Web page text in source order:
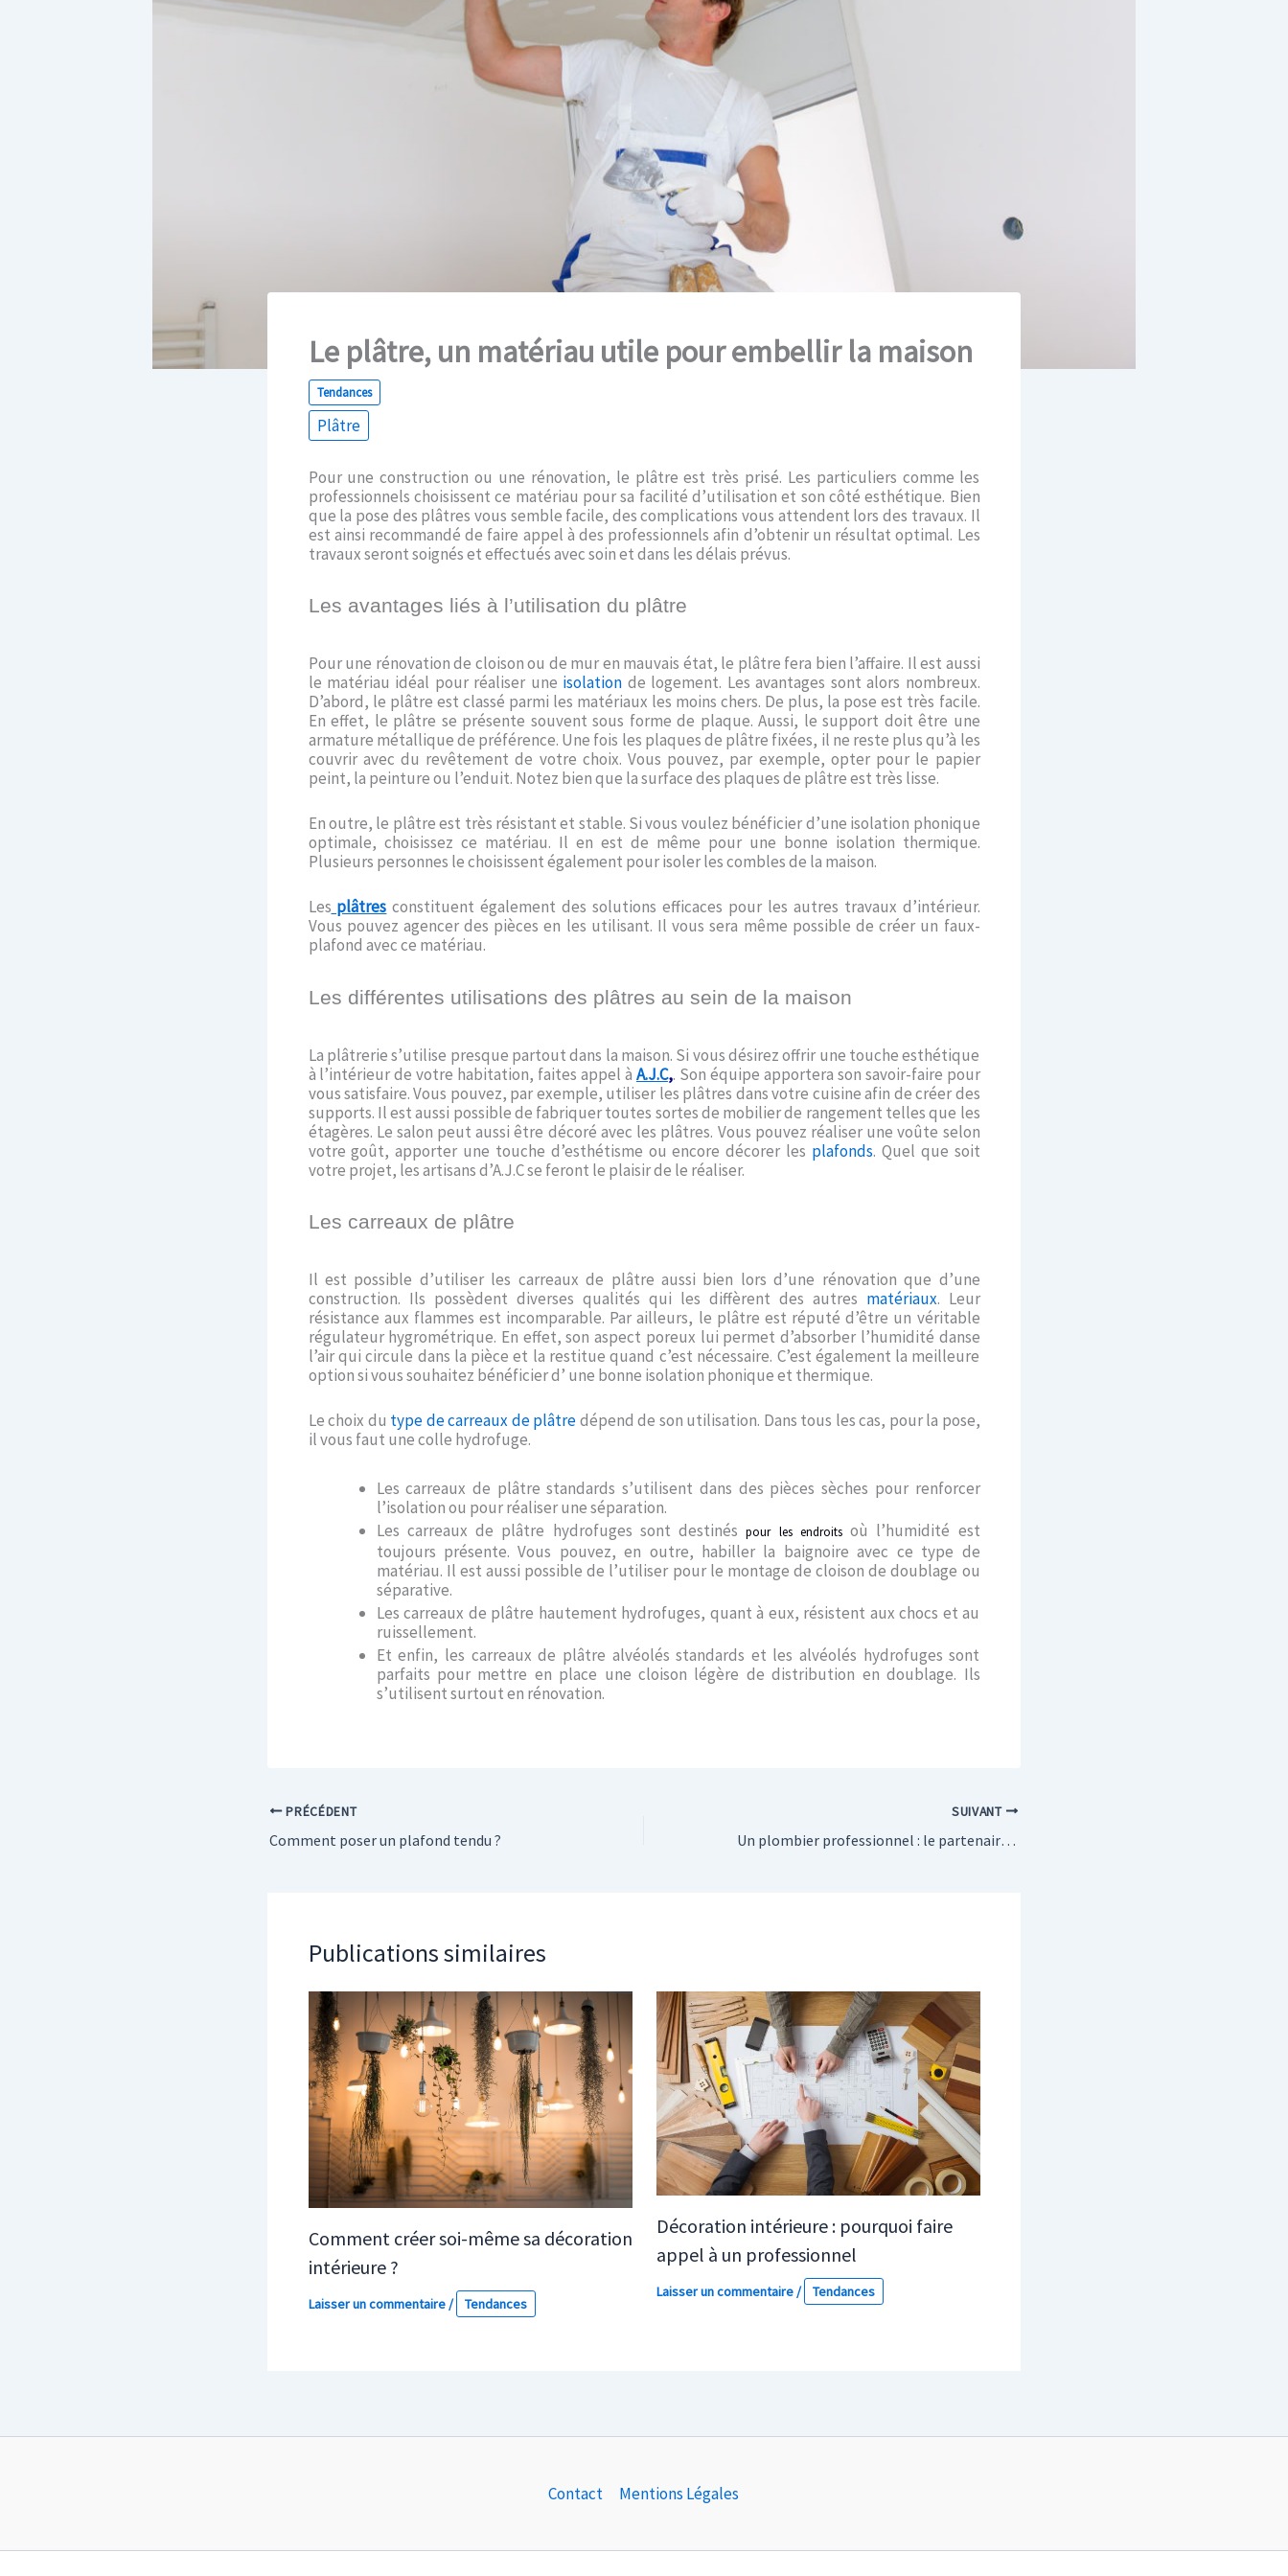
Le plâtre, un matériau utile pour embellir la maison
Tendances
Plâtre
Pour une construction ou une rénovation, le plâtre est très prisé. Les particuliers comme les
professionnels choisissent ce matériau pour sa facilité d’utilisation et son côté esthétique. Bien
que la pose des plâtres vous semble facile, des complications vous attendent lors des travaux. Il
est ainsi recommandé de faire appel à des professionnels afin d’obtenir un résultat optimal. Les
travaux seront soignés et effectués avec soin et dans les délais prévus.
Les avantages liés à l’utilisation du plâtre
Pour une rénovation de cloison ou de mur en mauvais état, le plâtre fera bien l’affaire. Il est aussi
le matériau idéal pour réaliser une isolation de logement. Les avantages sont alors nombreux.
D’abord, le plâtre est classé parmi les matériaux les moins chers. De plus, la pose est très facile.
En effet, le plâtre se présente souvent sous forme de plaque. Aussi, le support doit être une
armature métallique de préférence. Une fois les plaques de plâtre fixées, il ne reste plus qu’à les
couvrir avec du revêtement de votre choix. Vous pouvez, par exemple, opter pour le papier
peint, la peinture ou l’enduit. Notez bien que la surface des plaques de plâtre est très lisse.
En outre, le plâtre est très résistant et stable. Si vous voulez bénéficier d’une isolation phonique
optimale, choisissez ce matériau. Il en est de même pour une bonne isolation thermique.
Plusieurs personnes le choisissent également pour isoler les combles de la maison.
Les plâtres constituent également des solutions efficaces pour les autres travaux d’intérieur.
Vous pouvez agencer des pièces en les utilisant. Il vous sera même possible de créer un faux-
plafond avec ce matériau.
Les différentes utilisations des plâtres au sein de la maison
La plâtrerie s’utilise presque partout dans la maison. Si vous désirez offrir une touche esthétique
à l’intérieur de votre habitation, faites appel à A.J.C,. Son équipe apportera son savoir-faire pour
vous satisfaire. Vous pouvez, par exemple, utiliser les plâtres dans votre cuisine afin de créer des
supports. Il est aussi possible de fabriquer toutes sortes de mobilier de rangement telles que les
étagères. Le salon peut aussi être décoré avec les plâtres. Vous pouvez réaliser une voûte selon
votre goût, apporter une touche d’esthétisme ou encore décorer les plafonds. Quel que soit
votre projet, les artisans d’A.J.C se feront le plaisir de le réaliser.
Les carreaux de plâtre
Il est possible d’utiliser les carreaux de plâtre aussi bien lors d’une rénovation que d’une
construction. Ils possèdent diverses qualités qui les diffèrent des autres matériaux. Leur
résistance aux flammes est incomparable. Par ailleurs, le plâtre est réputé d’être un véritable
régulateur hygrométrique. En effet, son aspect poreux lui permet d’absorber l’humidité danse
l’air qui circule dans la pièce et la restitue quand c’est nécessaire. C’est également la meilleure
option si vous souhaitez bénéficier d’ une bonne isolation phonique et thermique.
Le choix du type de carreaux de plâtredépend de son utilisation. Dans tous les cas, pour la pose,
il vous faut une colle hydrofuge.
Les carreaux de plâtre standards s’utilisent dans des pièces sèches pour renforcer
l’isolation ou pour réaliser une séparation.
Les carreaux de plâtre hydrofuges sont destinéspour les endroits où l’humidité est
toujours présente. Vous pouvez, en outre, habiller la baignoire avec ce type de
matériau. Il est aussi possible de l’utiliser pour le montage de cloison de doublage ou
séparative.
Les carreaux de plâtre hautement hydrofuges, quant à eux, résistent aux chocs et au
ruissellement.
Et enfin, les carreaux de plâtre alvéolés standards et les alvéolés hydrofuges sont
parfaits pour mettre en place une cloison légère de distribution en doublage. Ils
s’utilisent surtout en rénovation.
PRÉCÉDENT
Comment poser un plafond tendu ?
SUIVANT
Un plombier professionnel : le partenaire idéal pour un dépannage en urgence
Publications similaires
Comment créer soi-même sa décoration
intérieure ?
Laisser un commentaire/ Tendances
Décoration intérieure : pourquoi faire
appel à un professionnel
Laisser un commentaire/ Tendances
Contact Mentions Légales